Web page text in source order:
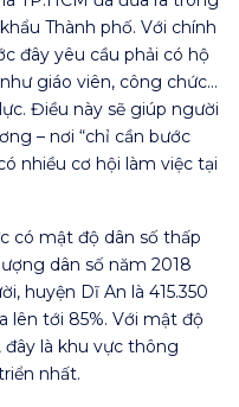
Thành phố. Với chính
đây yêu cầu phải có hộ
giáo viên, công chức…
Điều này sẽ giúp người
– nơi “chỉ cần bước
nhiều cơ hội làm việc tại
có mật độ dân số thấp
dân số năm 2018
huyện Dĩ An là 415.350
lên tới 85%. Với mật độ
đây là khu vực thông
nhất.